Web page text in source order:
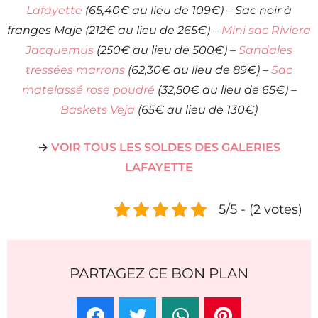
Lafayette (65,40€ au lieu de 109€) – Sac noir à
franges Maje (212€ au lieu de 265€) – Mini sac Riviera
Jacquemus (250€ au lieu de 500€) – Sandales
tressées marrons (62,30€ au lieu de 89€) – Sac
matelassé rose poudré (32,50€ au lieu de 65€) –
Baskets Veja (65€ au lieu de 130€)
→ VOIR TOUS LES SOLDES DES GALERIES
LAFAYETTE
5/5 - (2 votes)
PARTAGEZ CE BON PLAN